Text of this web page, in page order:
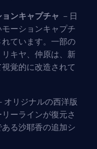
ンキャプチャ －日
ーションキャプチ
ています。一部の
キヤ、仲原は、新
覚的に改造されて
オリジナルの西洋版
ーラインが復元さ
る沙耶香の追加シ